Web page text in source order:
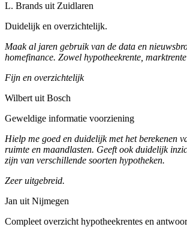
L. Brands uit Zuidlaren
Duidelijk en overzichtelijk.
Maak al jaren gebruik van de data en
homefinance. Zowel hypotheekrente,
Fijn en overzichtelijk
Wilbert uit Bosch
Geweldige informatie voorziening
Hielp me goed en duidelijk met het berekenen
ruimte en maandlasten. Geeft ook duidelijk
zijn van verschillende soorten hypotheken.
Zeer uitgebreid.
Jan uit Nijmegen
Compleet overzicht hypotheekrentes en